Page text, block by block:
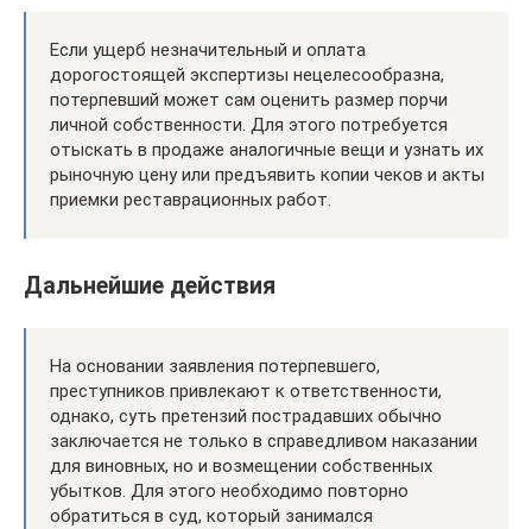
Если ущерб незначительный и оплата
дорогостоящей экспертизы нецелесообразна,
потерпевший может сам оценить размер порчи
личной собственности. Для этого потребуется
отыскать в продаже аналогичные вещи и узнать их
рыночную цену или предъявить копии чеков и акты
приемки реставрационных работ.
Дальнейшие действия
На основании заявления потерпевшего,
преступников привлекают к ответственности,
однако, суть претензий пострадавших обычно
заключается не только в справедливом наказании
для виновных, но и возмещении собственных
убытков. Для этого необходимо повторно
обратиться в суд, который занимался